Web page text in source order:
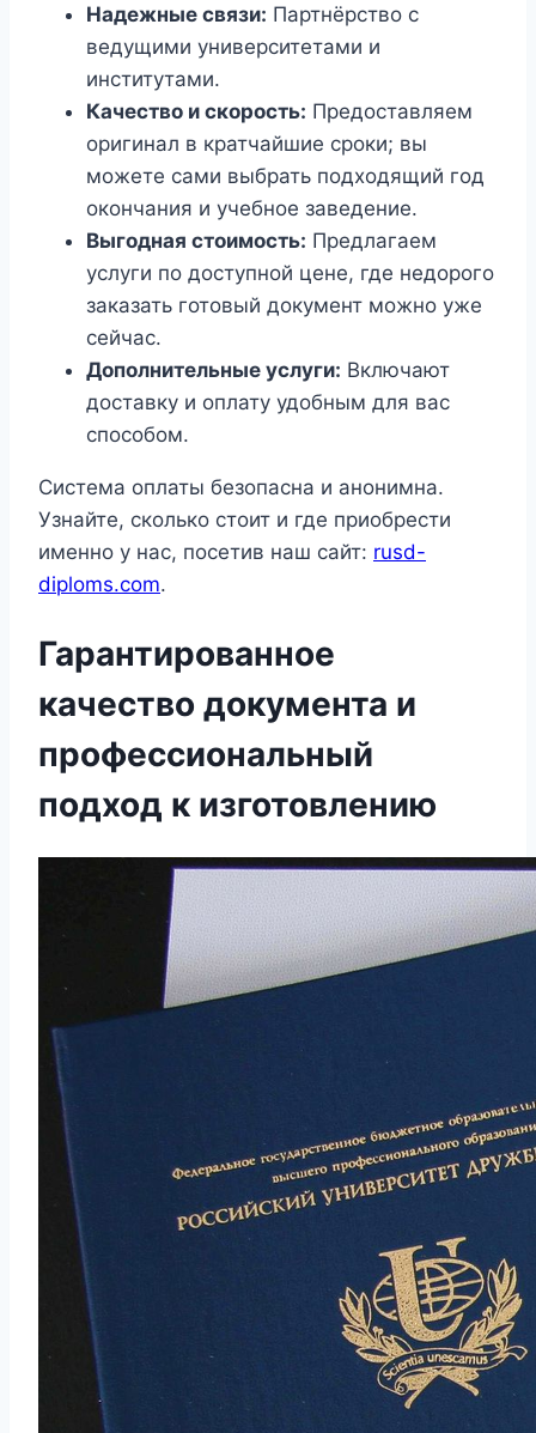
Надежные связи: Партнёрство с
ведущими университетами и
институтами.
Качество и скорость: Предоставляем
оригинал в кратчайшие сроки; вы
можете сами выбрать подходящий год
окончания и учебное заведение.
Выгодная стоимость: Предлагаем
услуги по доступной цене, где недорого
заказать готовый документ можно уже
сейчас.
Дополнительные услуги: Включают
доставку и оплату удобным для вас
способом.
Система оплаты безопасна и анонимна.
Узнайте, сколько стоит и где приобрести
именно у нас, посетив наш сайт: rusd-
diploms.com.
Гарантированное
качество документа и
профессиональный
подход к изготовлению